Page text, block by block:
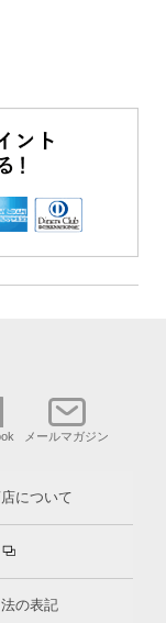
メールマガジン
について
の表記